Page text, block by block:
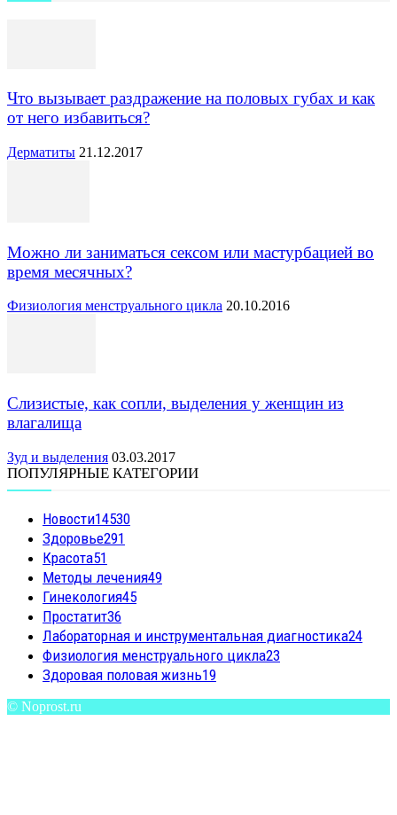
Что вызывает раздражение на половых губах и как
от него избавиться?
Дерматиты 21.12.2017
Можно ли заниматься сексом или мастурбацией во
время месячных?
Физиология менструального цикла 20.10.2016
Слизистые, как сопли, выделения у женщин из
влагалища
Зуд и выделения 03.03.2017
ПОПУЛЯРНЫЕ КАТЕГОРИИ
Новости14530
Здоровье291
Красота51
Методы лечения49
Гинекология45
Простатит36
Лабораторная и инструментальная диагностика24
Физиология менструального цикла23
Здоровая половая жизнь19
© Noprost.ru